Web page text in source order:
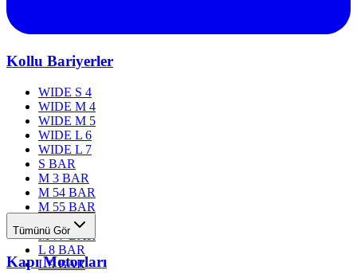
Kollu Bariyerler
WIDE S 4
WIDE M 4
WIDE M 5
WIDE L 6
WIDE L 7
S BAR
M 3 BAR
M 54 BAR
M 55 BAR
M 76 BAR
M 77 BAR
L 8 BAR
L 9 BAR
Tümünü Gör
Kapı Motorları